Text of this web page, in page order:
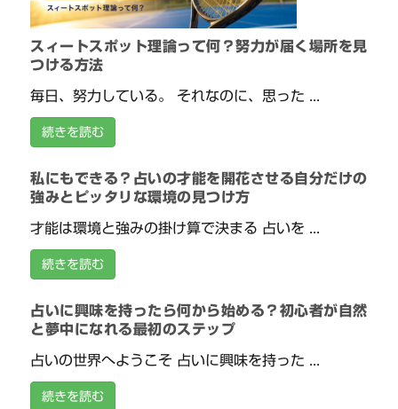
スィートスポット理論って何？努力が届く場所を見
つける方法
毎日、努力している。 それなのに、思った ...
続きを読む
私にもできる？占いの才能を開花させる自分だけの
強みとピッタリな環境の見つけ方
才能は環境と強みの掛け算で決まる 占いを ...
続きを読む
占いに興味を持ったら何から始める？初心者が自然
と夢中になれる最初のステップ
占いの世界へようこそ 占いに興味を持った ...
続きを読む